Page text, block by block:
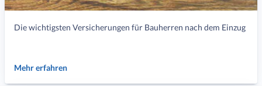
Die wichtigsten Versicherungen für Bauherren nach dem Einzug
Mehr erfahren